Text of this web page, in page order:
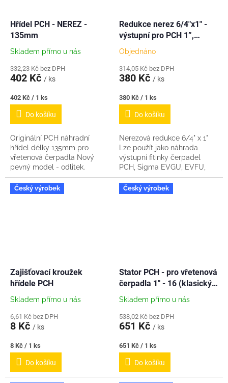
Hřídel PCH - NEREZ -
135mm
Skladem přímo u nás
332,23 Kč bez DPH
402 Kč / ks
Měrná
cena:
402 Kč / 1 ks
Do košíku
Originální PCH náhradní
hřídel délky 135mm pro
vřetenová čerpadla Nový
pevný model - odlitek.
Odpadá tak riziko protočení u
nálisků jak tomu bylo u
starších hřídelí. Materiál...
Redukce nerez 6/4"x1" -
výstupní pro PCH 1”,
Sigma EVGU, EVFU, EVAU,
Objednáno
314,05 Kč bez DPH
380 Kč / ks
Měrná
cena:
380 Kč / 1 ks
Do košíku
Nerezová redukce 6/4" x 1"
Lze použít jako náhrada
výstupní fitinky čerpadel
PCH, Sigma EVGU, EVFU,
EVAU a dalších vřetenových
čerpadel. Pokud Vám
originální výstup z čerpadla...
Český výrobek
Zajišťovací kroužek
hřídele PCH
Skladem přímo u nás
6,61 Kč bez DPH
8 Kč / ks
Měrná
cena:
8 Kč / 1 ks
Do košíku
Český výrobek
Stator PCH - pro vřetenová
čerpadla 1" - 16 (klasický)
- NEREZ
Skladem přímo u nás
538,02 Kč bez DPH
651 Kč / ks
Měrná
cena:
651 Kč / 1 ks
Do košíku